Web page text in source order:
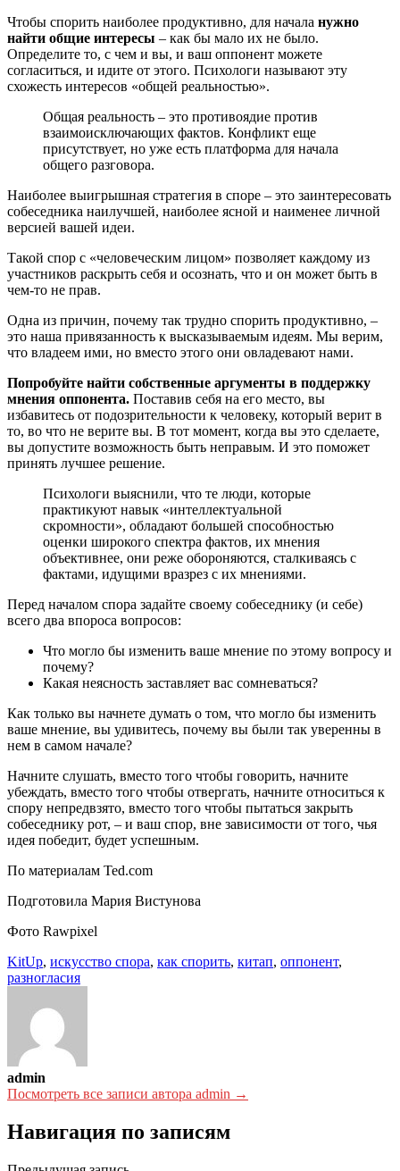
Чтобы спорить наиболее продуктивно, для начала нужно
найти общие интересы – как бы мало их не было.
Определите то, с чем и вы, и ваш оппонент можете
согласиться, и идите от этого. Психологи называют эту
схожесть интересов «общей реальностью».
Общая реальность – это противоядие против
взаимоисключающих фактов. Конфликт еще
присутствует, но уже есть платформа для начала
общего разговора.
Наиболее выигрышная стратегия в споре – это заинтересовать
собеседника наилучшей, наиболее ясной и наименее личной
версией вашей идеи.
Такой спор с «человеческим лицом» позволяет каждому из
участников раскрыть себя и осознать, что и он может быть в
чем-то не прав.
Одна из причин, почему так трудно спорить продуктивно, –
это наша привязанность к высказываемым идеям. Мы верим,
что владеем ими, но вместо этого они овладевают нами.
Попробуйте найти собственные аргументы в поддержку
мнения оппонента. Поставив себя на его место, вы
избавитесь от подозрительности к человеку, который верит в
то, во что не верите вы. В тот момент, когда вы это сделаете,
вы допустите возможность быть неправым. И это поможет
принять лучшее решение.
Психологи выяснили, что те люди, которые
практикуют навык «интеллектуальной
скромности», обладают большей способностью
оценки широкого спектра фактов, их мнения
объективнее, они реже обороняются, сталкиваясь с
фактами, идущими вразрез с их мнениями.
Перед началом спора задайте своему собеседнику (и себе)
всего два впороса вопросов:
Что могло бы изменить ваше мнение по этому вопросу и
почему?
Какая неясность заставляет вас сомневаться?
Как только вы начнете думать о том, что могло бы изменить
ваше мнение, вы удивитесь, почему вы были так уверенны в
нем в самом начале?
Начните слушать, вместо того чтобы говорить, начните
убеждать, вместо того чтобы отвергать, начните относиться к
спору непредвзято, вместо того чтобы пытаться закрыть
собеседнику рот, – и ваш спор, вне зависимости от того, чья
идея победит, будет успешным.
По материалам Ted.com
Подготовила Мария Вистунова
Фото Rawpixel
KitUp, искусство спора, как спорить, китап, оппонент,
разногласия
admin
Посмотреть все записи автора admin →
Навигация по записям